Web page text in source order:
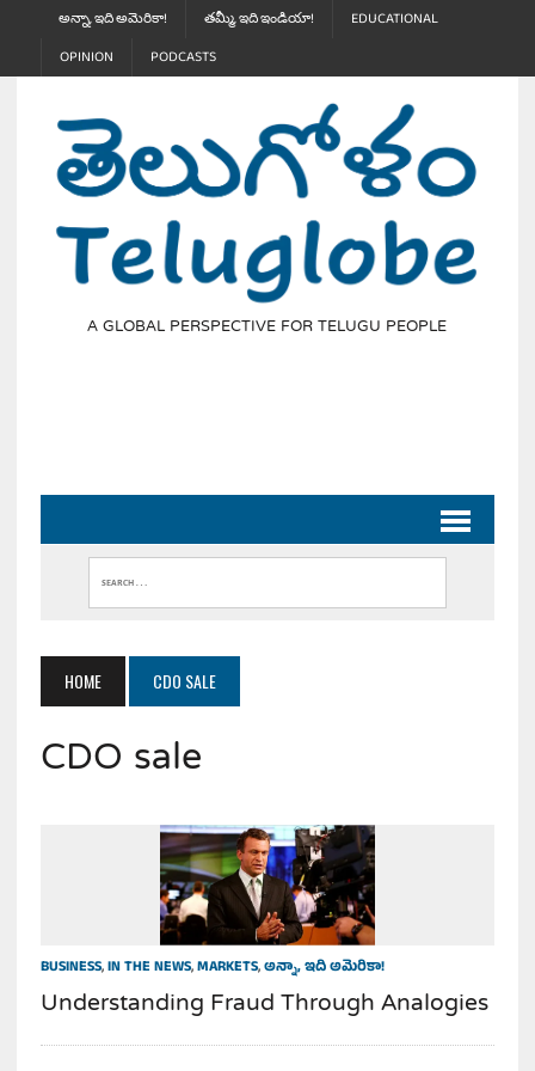
అన్నా, ఇది అమెరికా! తమ్మీ, ఇది ఇండియా!
EDUCATIONAL
OPINION
PODCASTS
A GLOBAL PERSPECTIVE FOR TELUGU PEOPLE
HOME CDO SALE
CDO sale
BUSINESS,IN THE NEWS,MARKETS,అన్నా, ఇది అమెరికా!
Understanding Fraud Through Analogies